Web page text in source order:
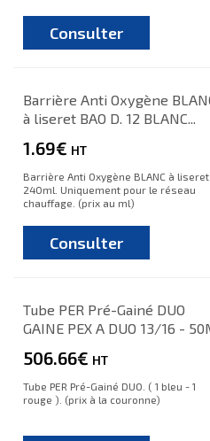
Consulter
Barrière Anti Oxygène
à liseret BAO D. 12 BLANC...
1.69€ HT
Barrière Anti Oxygène BLANC à liseret.
240ml. Uniquement pour le réseau
chauffage. (prix au ml)
Consulter
Tube PER Pré-Gainé DUO
GAINE PEX A DUO 13/16 -
506.66€ HT
Tube PER Pré-Gainé DUO. ( 1 bleu - 1
rouge ). (prix à la couronne)